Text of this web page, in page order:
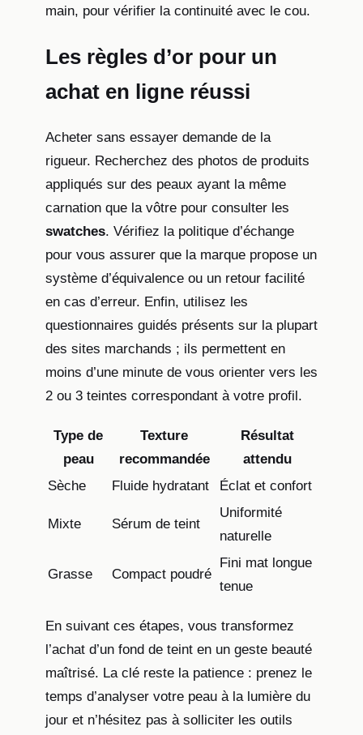
main, pour vérifier la continuité avec le cou.
Les règles d’or pour un
achat en ligne réussi
Acheter sans essayer demande de la
rigueur. Recherchez des photos de produits
appliqués sur des peaux ayant la même
carnation que la vôtre pour consulter les
swatches. Vérifiez la politique d’échange
pour vous assurer que la marque propose un
système d’équivalence ou un retour facilité
en cas d’erreur. Enfin, utilisez les
questionnaires guidés présents sur la plupart
des sites marchands ; ils permettent en
moins d’une minute de vous orienter vers les
2 ou 3 teintes correspondant à votre profil.
Type de
peau
Texture
recommandée
Résultat
attendu
Sèche
Fluide hydratant Éclat et confort
Mixte Sérum de teint
Uniformité
naturelle
Grasse Compact poudré
Fini mat longue
tenue
En suivant ces étapes, vous transformez
l’achat d’un fond de teint en un geste beauté
maîtrisé. La clé reste la patience : prenez le
temps d’analyser votre peau à la lumière du
jour et n’hésitez pas à solliciter les outils